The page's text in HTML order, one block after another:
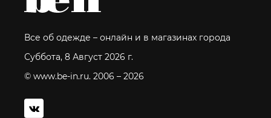
Все об одежде – онлайн и в магазинах города
Суббота, 8 Август 2026 г.
© www.be-in.ru. 2006 – 2026